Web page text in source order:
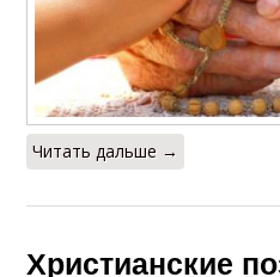
Читать дальше →
Христианские